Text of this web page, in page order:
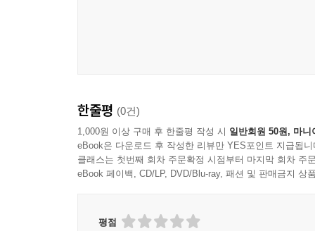
한줄평 (0건)
1,000원 이상 구매 후 한줄평 작성 시 일반회원 50원, 마니
eBook은 다운로드 후 작성한 리뷰만 YES포인트 지급됩니
클래스는 첫번째 회차 주문확정 시점부터 마지막 회차 주
eBook 페이백, CD/LP, DVD/Blu-ray, 패션 및 판매금지 상
평점